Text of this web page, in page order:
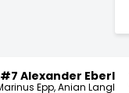
#7 Alexander Eberl
Epp Anian Langl